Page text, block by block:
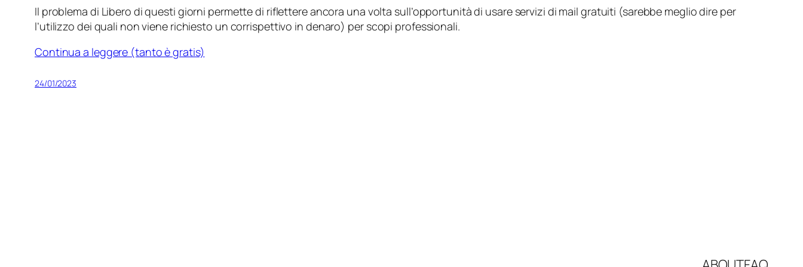
Il problema di Libero di questi giorni permette di riflettere ancora una volta sull’opportunità di usare servizi di mail gratuiti (sarebbe meglio dire per
l’utilizzo dei quali non viene richiesto un corrispettivo in denaro) per scopi professionali.
Continua a leggere (tanto è gratis)
24/01/2023